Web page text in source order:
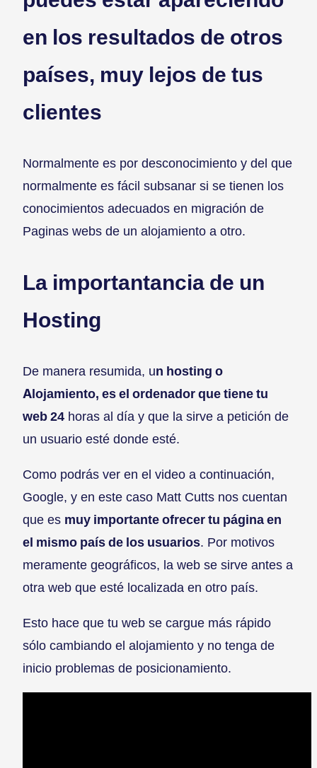
en los resultados de otros
países, muy lejos de tus
clientes
Normalmente es por desconocimiento y del que
normalmente es fácil subsanar si se tienen los
conocimientos adecuados en migración de
Paginas webs de un alojamiento a otro.
La importantancia de un
Hosting
De manera resumida, un hosting o
Alojamiento, es el ordenador que tiene tu
web 24 horas al día y que la sirve a petición de
un usuario esté donde esté.
Como podrás ver en el video a continuación,
Google, y en este caso Matt Cutts nos cuentan
que es muy importante ofrecer tu página en
el mismo país de los usuarios. Por motivos
meramente geográficos, la web se sirve antes a
otra web que esté localizada en otro país.
Esto hace que tu web se cargue más rápido
sólo cambiando el alojamiento y no tenga de
inicio problemas de posicionamiento.